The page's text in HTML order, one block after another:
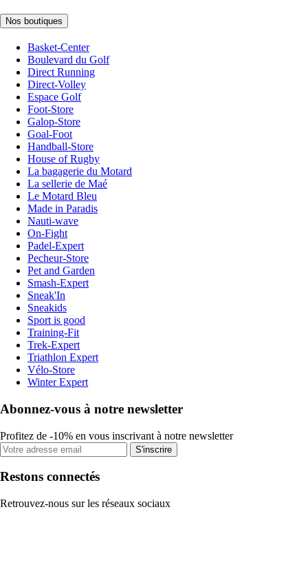
Nos boutiques
Basket-Center
Boulevard du Golf
Direct Running
Direct-Volley
Espace Golf
Foot-Store
Galop-Store
Goal-Foot
Handball-Store
House of Rugby
La bagagerie du Motard
La sellerie de Maé
Le Motard Bleu
Made in Paradis
Nauti-wave
On-Fight
Padel-Expert
Pecheur-Store
Pet and Garden
Smash-Expert
Sneak'In
Sneakids
Sport is good
Training-Fit
Trek-Expert
Triathlon Expert
Vélo-Store
Winter Expert
Abonnez-vous à notre newsletter
Profitez de -10% en vous inscrivant à notre newsletter
S'inscrire
Restons connectés
Retrouvez-nous sur les réseaux sociaux